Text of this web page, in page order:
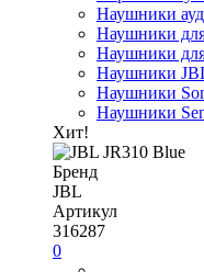
Наушники
Наушники
Наушники для
Наушники
Наушники
Наушники
Хит!
Бренд
JBL
Артикул
316287
0